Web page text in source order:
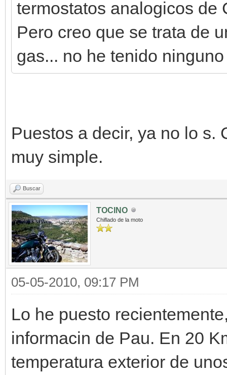
termostatos analogicos de
Pero creo que se trata de
gas... no he tenido
Puestos a decir, ya no lo s.
muy simple.
Buscar
TOCINO
Chiflado de la moto
05-05-2010, 09:17 PM
Lo he puesto
informacin de Pau. En 20
temperatura exterior de